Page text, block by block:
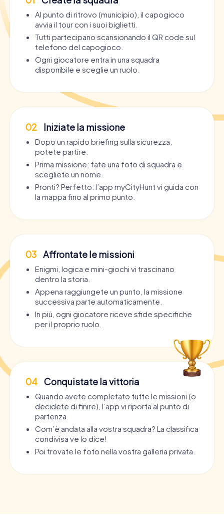
Al punto di ritrovo (municipio), il capogioco
avvia il tour con i suoi biglietti.
Tutti partecipano scansionando il QR code sul
telefono del capogioco.
Ogni giocatore entra in una squadra
disponibile e sceglie un ruolo.
02 Iniziate la missione
Dopo un rapido briefing sulla sicurezza,
potete partire.
Prima missione: fate una foto di squadra e
scegliete un nome.
Pronti? Perfetto: l’app myCityHunt vi guida con
la mappa fino al primo punto.
03 Affrontate le missioni
Enigmi, logica e mini-giochi vi trascinano
dentro la storia.
Appena raggiungete un punto, la missione
successiva parte automaticamente.
In più, ogni giocatore riceve sfide specifiche
per il proprio ruolo.
04 Conquistate la vittoria
Quando avete completato tutte le missioni (o
decidete di finire), l’app vi riporta al punto di
partenza.
Com’è andata alla vostra squadra? La classifica
condivisa ve lo dice!
Poi trovate le foto nella vostra galleria privata.